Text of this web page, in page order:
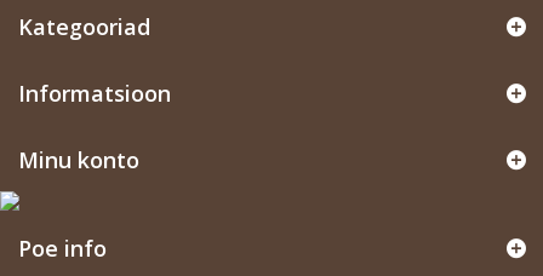
Kategooriad
Informatsioon
Minu konto
Poe info